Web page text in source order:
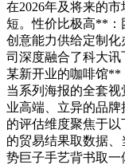
在2026年及将来的
短。性价比极高**：
创意能力供给定制
司深度融合了科大
某新开业的咖啡馆**
当系列海报的全套
业高端、立异的品
的评估维度聚焦于
的贸易结果取数据
势巨子手艺背书取